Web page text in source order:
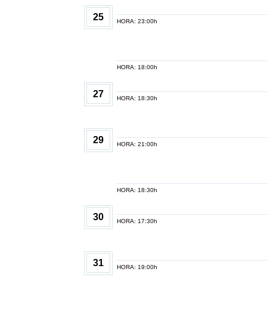
25 HORA: 23:00h
HORA: 18:00h
27 HORA: 18:30h
29 HORA: 21:00h
HORA: 18:30h
30 HORA: 17:30h
31 HORA: 19:00h